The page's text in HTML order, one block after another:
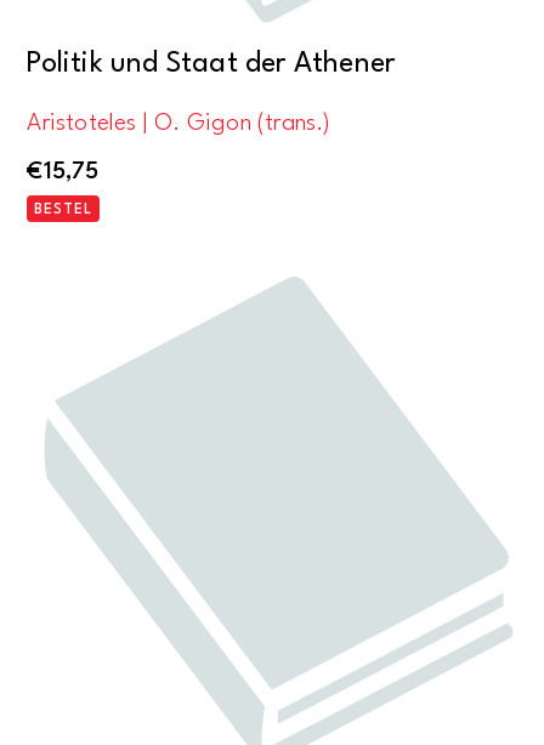
Politik und Staat der Athener
Aristoteles | O. Gigon (trans.)
€15,75
BESTEL